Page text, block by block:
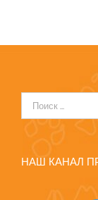
Результат
поиска:
НАШ КАНАЛ